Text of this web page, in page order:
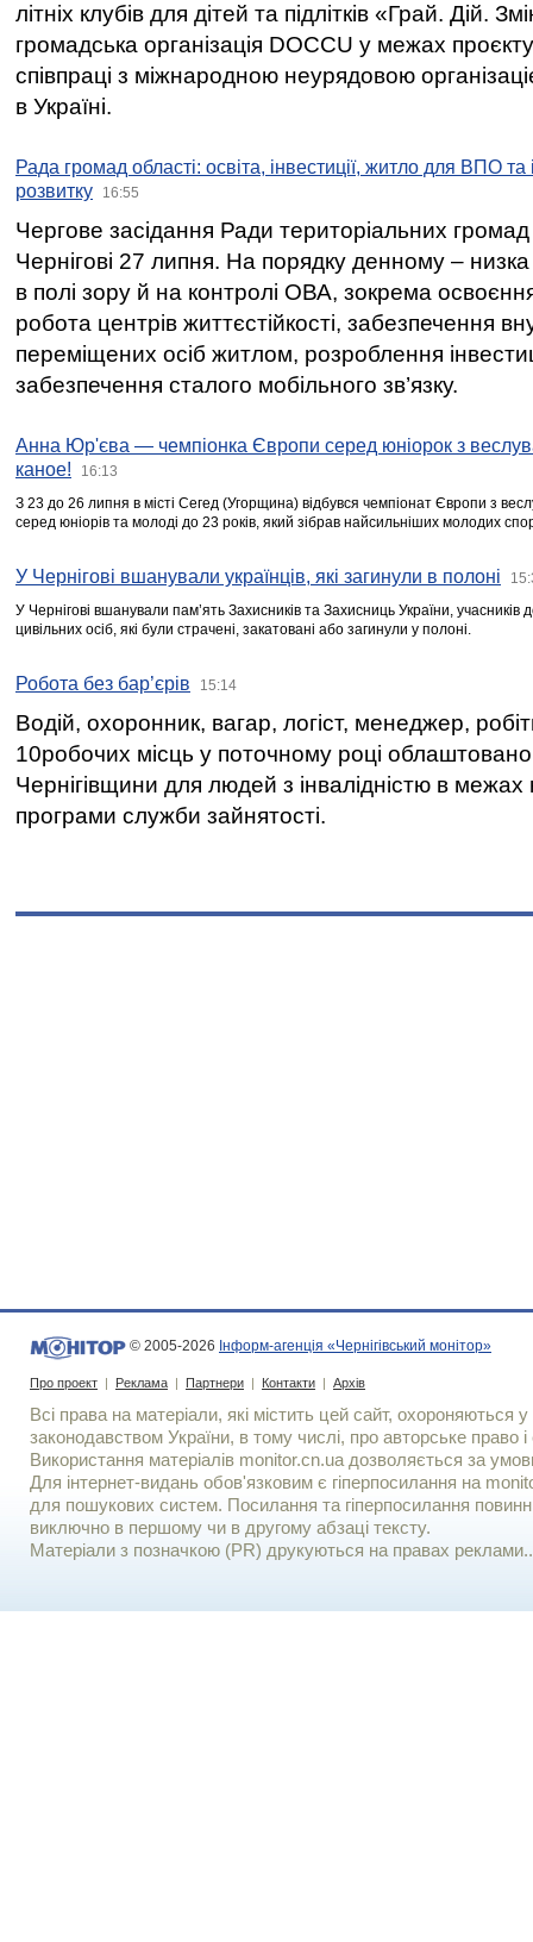
літніх клубів для дітей та підлітків «Грай. Дій.
громадська організація DOCCU у межах
співпраці з міжнародною неурядовою
в Україні.
Рада громад області: освіта, інвестиції, житло для ВПО
розвитку
16:55
Чергове засідання Ради територіальних громад
Чернігові 27 липня. На порядку денному –
в полі зору й на контролі ОВА, зокрема освоєння
робота центрів життєстійкості, забезпечення
переміщених осіб житлом, розроблення
забезпечення сталого мобільного зв’язку.
Анна Юр'єва — чемпіонка Європи серед юніорок з
каное!
16:13
З 23 до 26 липня в місті Сегед (Угорщина) відбувся чемпіонат Європи з
серед юніорів та молоді до 23 років, який зібрав найсильніших молодих
У Чернігові вшанували українців, які загинули в полоні
У Чернігові вшанували пам’ять Захисників та Захисниць України,
цивільних осіб, які були страчені, закатовані або загинули у полоні.
Робота без бар’єрів 15:14
Водій, охоронник, вагар, логіст, менеджер,
10робочих місць у поточному році
Чернігівщини для людей з інвалідністю в межах
програми служби зайнятості.
© 2005-2026 Інформ-агенція «Чернігівський монітор»
Про проект | Реклама | Партнери | Контакти | Архів
Всі права на матеріали, які містить цей сайт, охороняються у
законодавством України, в тому числі, про авторське право і
Використання матерiалiв monitor.cn.ua дозволяється за
Для iнтернет-видань обов'язковим є гiперпосилання на
для пошукових систем. Посилання та гіперпосилання
виключно в першому чи в другому абзаці тексту.
Матеріали з позначкою (PR) друкуються на правах реклами..